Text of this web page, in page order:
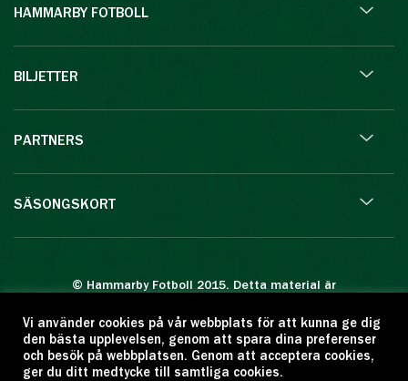
HAMMARBY FOTBOLL
BILJETTER
PARTNERS
SÄSONGSKORT
© Hammarby Fotboll 2015. Detta material är
Eftertryck eller annan kopiering är förbjuden.
Citera oss gärna men ange källan:
www.hammarbyfotboll.se. Ansvarig utgivare:
Vi använder cookies på vår webbplats för att kunna ge dig
den bästa upplevelsen, genom att spara dina preferenser
och besök på webbplatsen. Genom att acceptera cookies,
ger du ditt medtycke till samtliga cookies.